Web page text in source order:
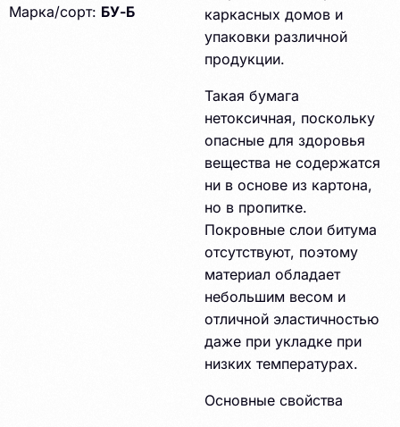
Марка/сорт: БУ-Б
каркасных домов и
упаковки различной
продукции.
Такая бумага
нетоксичная, поскольку
опасные для здоровья
вещества не содержатся
ни в основе из картона,
но в пропитке.
Покровные слои битума
отсутствуют, поэтому
материал обладает
небольшим весом и
отличной эластичностью
даже при укладке при
низких температурах.
Основные свойства